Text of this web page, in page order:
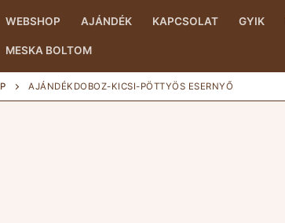
WEBSHOP AJÁNDÉK KAPCSOLAT GYIK
MESKA BOLTOM
AJÁNDÉKDOBOZ-KICSI-PÖTTYÖS ESERNYŐ